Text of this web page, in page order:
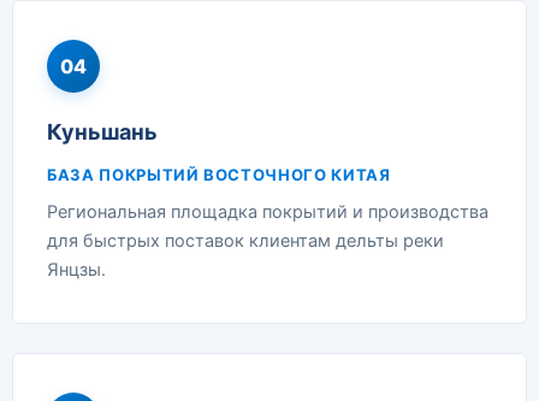
04
Куньшань
БАЗА ПОКРЫТИЙ ВОСТОЧНОГО КИТАЯ
Региональная площадка покрытий и производства
для быстрых поставок клиентам дельты реки
Янцзы.